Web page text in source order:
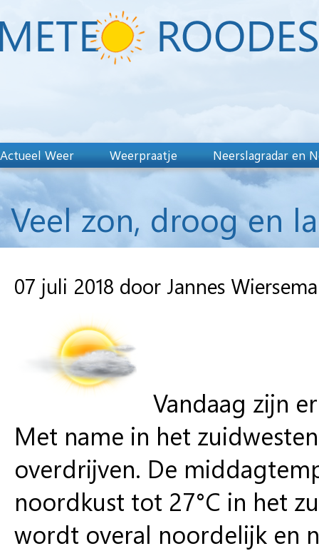
Actueel Weer Weerpraatje Neerslagradar en
Veel zon, droog en
07 juli 2018 door Jannes Wiersema
Vandaag zijn
Met name in het
overdrijven. De
noordkust tot 27°C in het
wordt overal noordelijk en